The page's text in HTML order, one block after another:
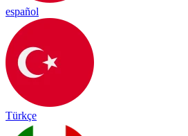
español
Türkçe